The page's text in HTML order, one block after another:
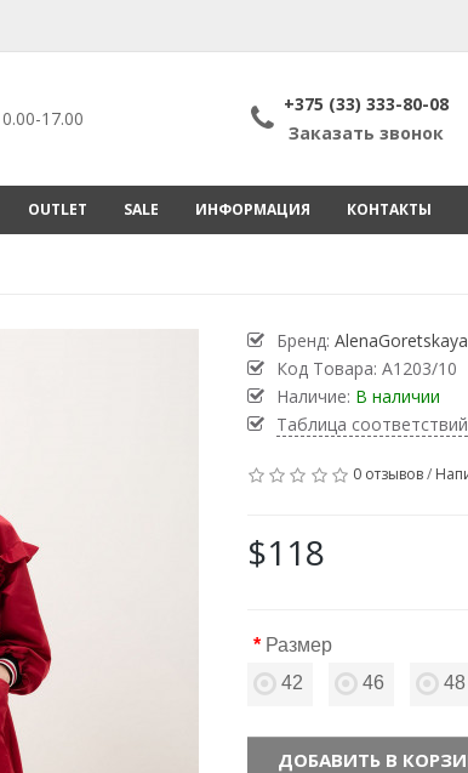
17.00
+375 (33) 333-80-08
Заказать звонок
OUTLET SALE ИНФОРМАЦИЯ КОНТАКТЫ
Бренд: AlenaGoretskaya
Код Товара: A1203/10
Наличие: В наличии
Таблица
0 отзывов/
$118
Размер
42
46 48
ДОБАВИТЬ В